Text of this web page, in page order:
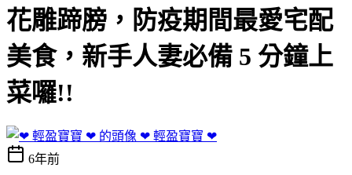
花雕蹄膀，防疫期間最愛宅配
美食，新手人妻必備 5 分鐘上
菜囉!!
❤ 輕盈寶寶 ❤
6年前